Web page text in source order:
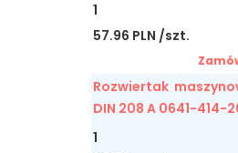
1
57.96 PLN /szt.
Rozwiertak
DIN 208 A 0641-414-
1